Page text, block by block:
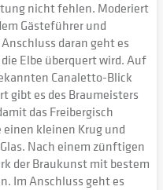
nicht fehlen. Moderiert
Gästeführer und
daran geht es
Elbe überquert wird. Auf
Canaletto-Blick
gibt es des Braumeisters
das Freibergisch
kleinen Krug und
Nach einem zünftigen
der Braukunst mit bestem
Im Anschluss geht es